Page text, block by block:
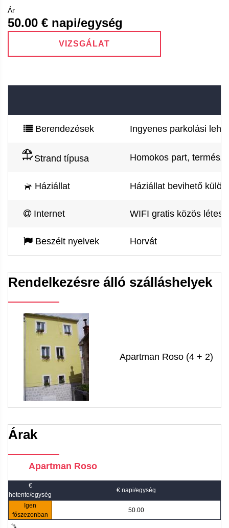
Ár
50.00 € napi/egység
VIZSGÁLAT
Berendezések Ingyenes parkolási
Strand típusa Homokos part,
Háziállat Háziállat bevihető
Internet WIFI gratis közös
Beszélt nyelvek Horvát
Rendelkezésre álló szálláshelyek
Apartman Roso (4 + 2)
Árak
Apartman Roso
€
hetente/egység
€ napi/egység
Igen
főszezonban
50.00